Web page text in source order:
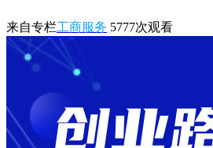
来自专栏工商服务 5777次观看